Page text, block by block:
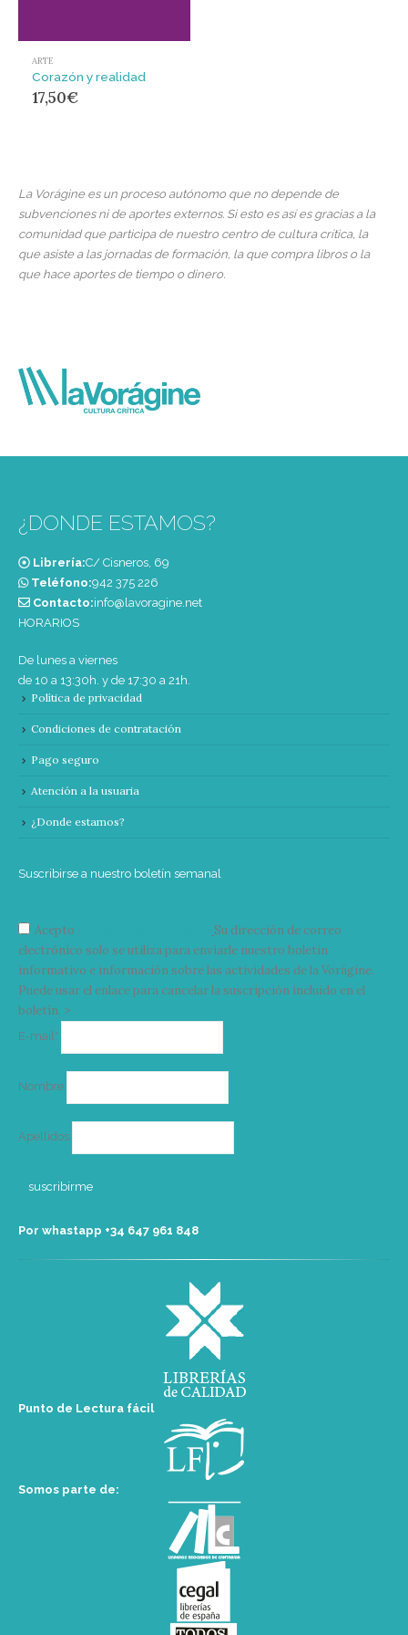
ARTE
Corazón y realidad
17,50€
La Vorágine es un proceso autónomo que no depende de
subvenciones ni de aportes externos. Si esto es así es gracias a la
comunidad que participa de nuestro centro de cultura crítica, la
que asiste a las jornadas de formación, la que compra libros o la
que hace aportes de tiempo o dinero.
¿DONDE ESTAMOS?
Librería:C/ Cisneros, 69
Teléfono:‭942 375 226‬
Contacto:info@lavoragine.net
HORARIOS
De lunes a viernes
de 10 a 13:30h. y de 17:30 a 21h.
Política de privacidad
Condiciones de contratación
Pago seguro
Atención a la usuaria
¿Donde estamos?
Suscribirse a nuestro boletín semanal
Acepto
Su dirección de correo
electrónico solo se utiliza para enviarle nuestro boletín
informativo e información sobre las actividades de la Vorágine.
Puede usar el enlace para cancelar la suscripción incluido en el
boletín. >
E-mail*
Nombre
Apellidos
Por whastapp +34 ‭647 961 848‬
Punto de Lectura fácil
Somos parte de: